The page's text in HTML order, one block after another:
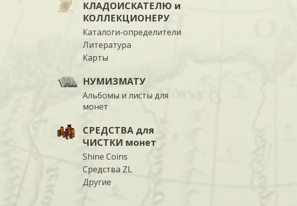
КЛАДОИСКАТЕЛЮ и
КОЛЛЕКЦИОНЕРУ
Каталоги-определители
Литература
Карты
НУМИЗМАТУ
Альбомы и листы для
монет
СРЕДСТВА для
ЧИСТКИ монет
Shine Coins
Средства ZL
Другие